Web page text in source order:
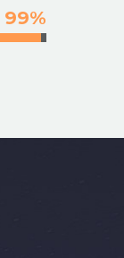
99%